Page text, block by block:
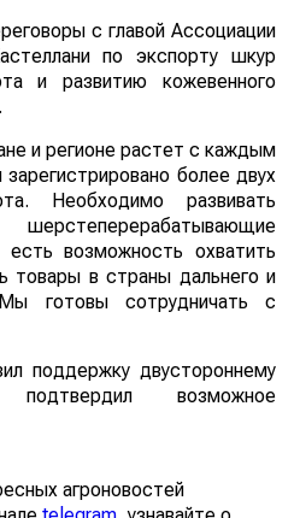
переговоры с главой
Эцио Кастеллани по
рогатого скота и развитию
в регионе.
и регионе растет с каждым
более двух
Необходимо развивать
возможность охватить
товары в страны дальнего и
готовы сотрудничать с
поддержку двустороннему
возможное
агроновостей